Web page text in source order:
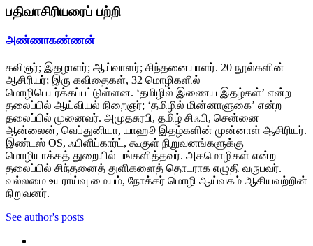
பதிவாசிரியரைப் பற்றி
அண்ணாகண்ணன்
கவிஞர்; இதழாளர்; ஆய்வாளர்; சிந்தனையாளர். 20 நூல்களின்
ஆசிரியர்; இரு கவிதைகள், 32 மொழிகளில்
மொழிபெயர்க்கப்பட்டுள்ளன. ‘தமிழில் இணைய இதழ்கள்’ என்ற
தலைப்பில் ஆய்வியல் நிறைஞர்; ‘தமிழில் மின்னாளுகை’ என்ற
தலைப்பில் முனைவர். அமுதசுரபி, தமிழ் சிஃபி, சென்னை
ஆன்லைன், வெப்துனியா, யாஹூ இதழ்களின் முன்னாள் ஆசிரியர்.
இண்டஸ் OS, ஃபிளிப்கார்ட், கூகுள் நிறுவனங்களுக்கு
மொழியாக்கத் துறையில் பங்களித்தவர். அகமொழிகள் என்ற
தலைப்பில் சிந்தனைத் துளிகளைத் தொடராக எழுதி வருபவர்.
வல்லமை உயராய்வு மையம், நோக்கர் மொழி ஆய்வகம் ஆகியவற்றின்
நிறுவனர்.
See author's posts